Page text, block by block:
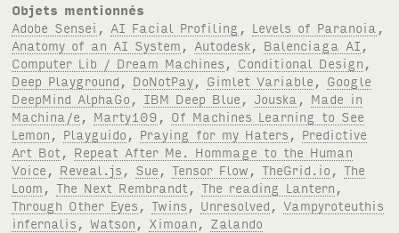
Objets mentionnés
Adobe Sensei , AI Facial Profiling , Levels of Paranoia ,
Anatomy of an AI System , Autodesk, Balenciaga AI ,
Computer Lib / Dream Machines , Conditional Design ,
Deep Playground , DoNotPay, Gimlet Variable , Google
DeepMind AlphaGo , IBM Deep Blue , Jouska , Made in
Machina/e , Marty109 , Of Machines Learning to See
Lemon , Playguido , Praying for my Haters , Predictive
Art Bot , Repeat After Me. Hommage to the Human
Voice , Reveal.js , Sue ,Tensor Flow ,TheGrid.io ,The
Loom ,The Next Rembrandt ,The reading Lantern ,
Through Other Eyes ,Twins , Unresolved ,Vampyroteuthis
infernalis ,Watson , Ximoan , Zalando